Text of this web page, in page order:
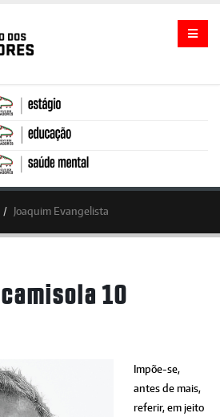
Joaquim Evangelista
10
Impõe-se,
antes de mais,
referir, em jeito